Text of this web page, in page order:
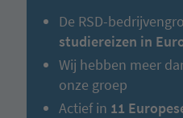
De RSD-
studiereizen in
Wij hebben meer
onze groep
Actief in 11